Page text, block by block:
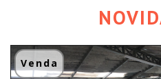
Venda